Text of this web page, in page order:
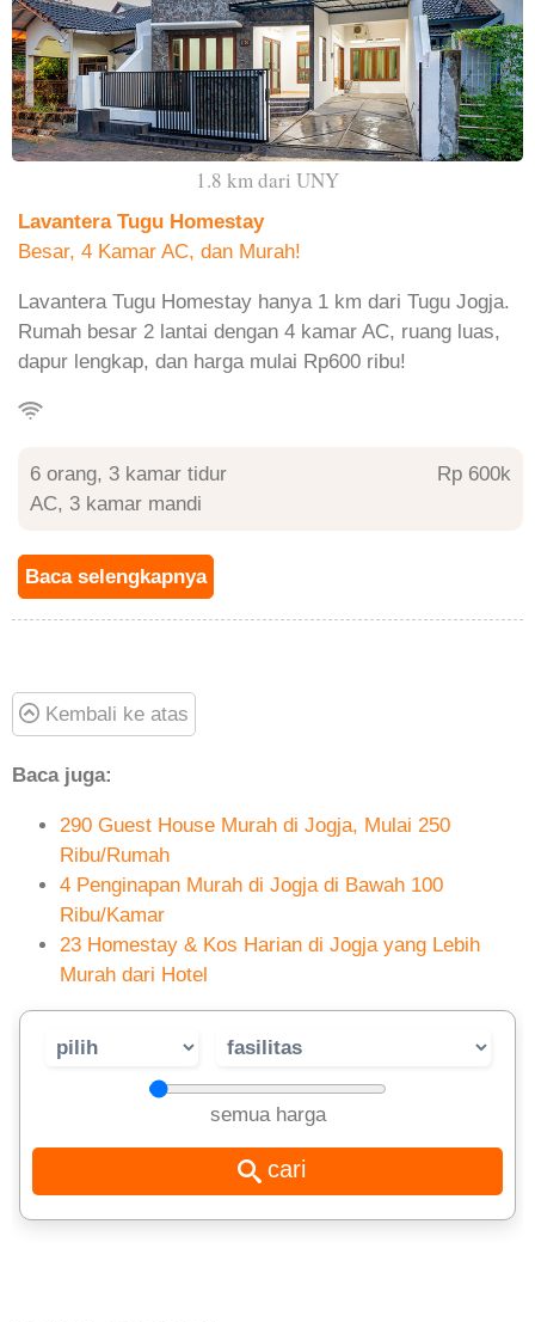
1.8 km dari UNY
Lavantera Tugu Homestay
Besar, 4 Kamar AC, dan Murah!
Lavantera Tugu Homestay hanya 1 km dari Tugu Jogja.
Rumah besar 2 lantai dengan 4 kamar AC, ruang luas,
dapur lengkap, dan harga mulai Rp600 ribu!
6 orang, 3 kamar tidur
AC, 3 kamar mandi
Rp 600
Baca selengkapnya
Kembali ke atas
Baca juga:
290 Guest House Murah di Jogja, Mulai 250
Ribu/Rumah
4 Penginapan Murah di Jogja di Bawah 100
Ribu/Kamar
23 Homestay & Kos Harian di Jogja yang Lebih
Murah dari Hotel
semua harga